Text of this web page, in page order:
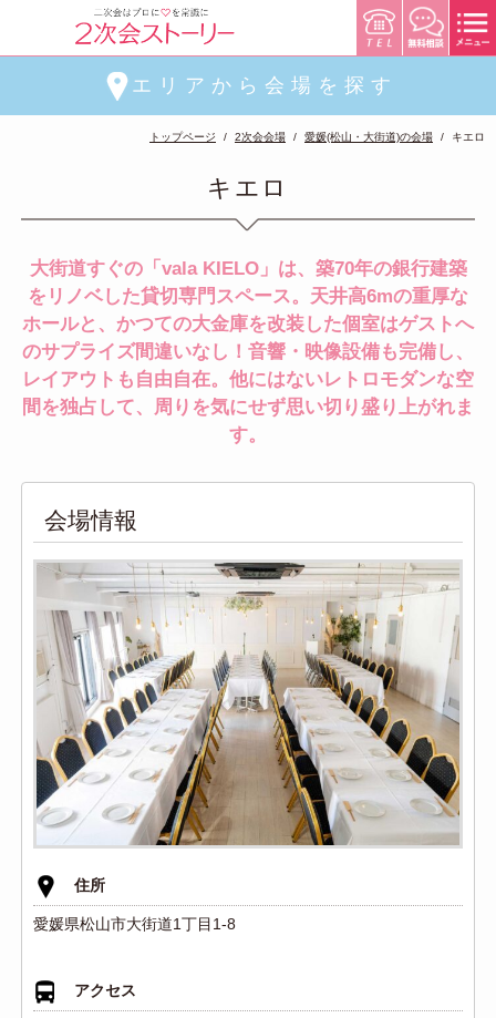
エリアから会場を探す
トップページ 2次会会場 愛媛(松山・大街道)の会場 キエロ
キエロ
大街道すぐの「vala KIELO」は、築70年の銀行建築
をリノベした貸切専門スペース。天井高6mの重厚な
ホールと、かつての大金庫を改装した個室はゲストへ
のサプライズ間違いなし！音響・映像設備も完備し、
レイアウトも自由自在。他にはないレトロモダンな空
間を独占して、周りを気にせず思い切り盛り上がれま
す。
会場情報
住所
愛媛県松山市大街道1丁目1-8
アクセス